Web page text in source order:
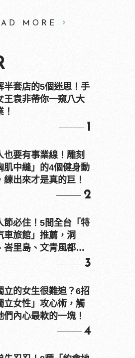
MORE
半套店的5個迷思！手
王袁非帶你一窺八大
1
也要有事業線！雕刻
肌中縫」的4個健身動
練出來才是真的巨！
2
節必住！5間全台「特
車旅館」推薦，洞
峇里島、文青風都
3
立的女生很難追？6招
立女性」攻心術，觸
們內心最軟的一塊！
4